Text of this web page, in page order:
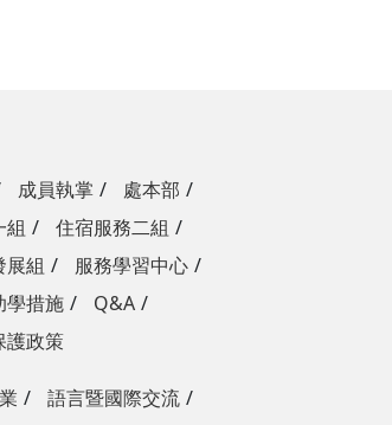
成員執掌
處本部
組
住宿服務二組
展組
服務學習中心
學措施
Q&A
護政策
語言暨國際交流